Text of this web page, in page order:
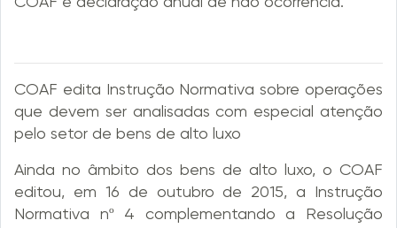
COAF edita Instrução Normativa sobre operações
que devem ser analisadas com especial atenção
pelo setor de bens de alto luxo
Ainda no âmbito dos bens de alto luxo, o COAF
editou, em 16 de outubro de 2015, a Instrução
Normativa nº 4 complementando a Resolução